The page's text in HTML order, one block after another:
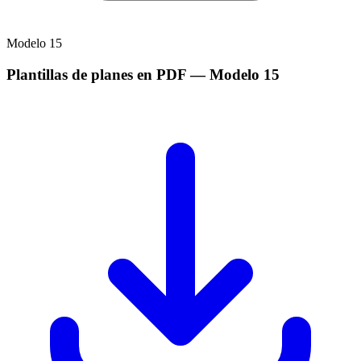
Modelo 15
Plantillas de planes en PDF— Modelo 15